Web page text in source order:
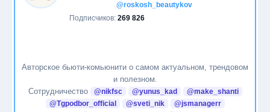
Питание
@roskosh_beautykov
Подписчиков: 269 826
Авторское бьюти-комьюнити о самом актуальном, трендовом
и полезном.
Сотрудничество
@nikfsc @yunus_kad
@make_shanti
@Tgpodbor_official
@sveti_nik @jsmanagerr